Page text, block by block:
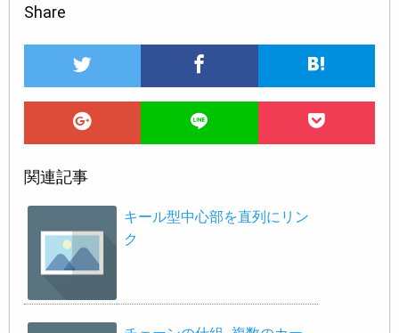
Share
関連記事
キール型中心部を直列にリン
ク